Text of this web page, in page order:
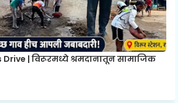
| विरूरमध्ये श्रमदानातून सामाजिक